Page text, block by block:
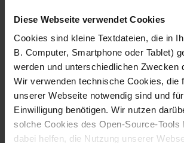
Diese Webseite verwendet Cookies
Cookies sind kleine Textdateien, die in
B. Computer, Smartphone oder Tablet)
werden und unterschiedlichen Zwecken
Wir verwenden technische Cookies, die
unserer Webseite notwendig sind und
Einwilligung benötigen. Wir nutzen
solche Cookies des Open-Source-Tools
dabei helfen, die Nutzung unserer
Fotografo: Lorenz
Sternbach
Download